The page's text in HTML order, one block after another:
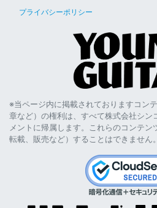
プライバシーポリシー
※当ページ内に掲載されておりますコン
章など）の権利は、すべて株式会社シン
メントに帰属します。これらのコンテン
転載、販売など）することはできません。